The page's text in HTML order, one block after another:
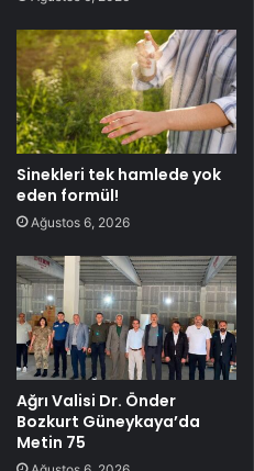
Sinekleri tek hamlede yok
eden formül!
Ağustos 6, 2026
Ağrı Valisi Dr. Önder
Bozkurt Güneykaya’da
Metin 75